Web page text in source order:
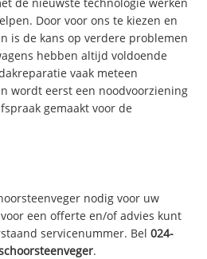
Door voor ons te kiezen en
is de kans op verdere problemen
hebben altijd voldoende
vaak meteen
wordt eerst een noodvoorziening
gemaakt voor de
nodig voor uw
een offerte en/of advies kunt
servicenummer. Bel024-
.